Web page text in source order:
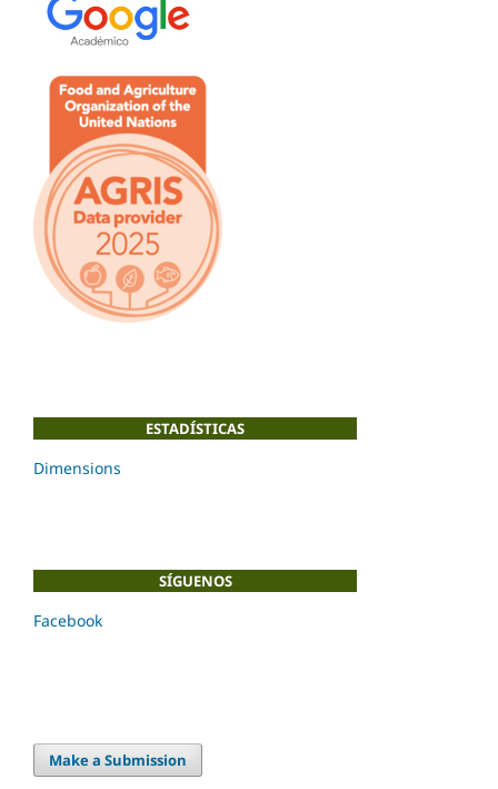
ESTADÍSTICAS
Dimensions
SÍGUENOS
Facebook
Make a Submission